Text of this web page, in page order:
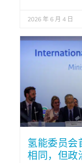
2026 年 6 月 4 日
氢能委员会
相同，但政